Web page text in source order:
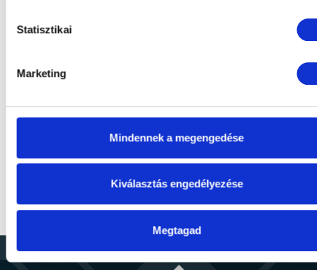
Statisztikai
Marketing
Mindennek a megengedése
Kiválasztás engedélyezése
Megtagad
NYÁRI ÉLMÉNYEK A
BALATONNÁL
23 750 Ft -tól / fő / éjszaka